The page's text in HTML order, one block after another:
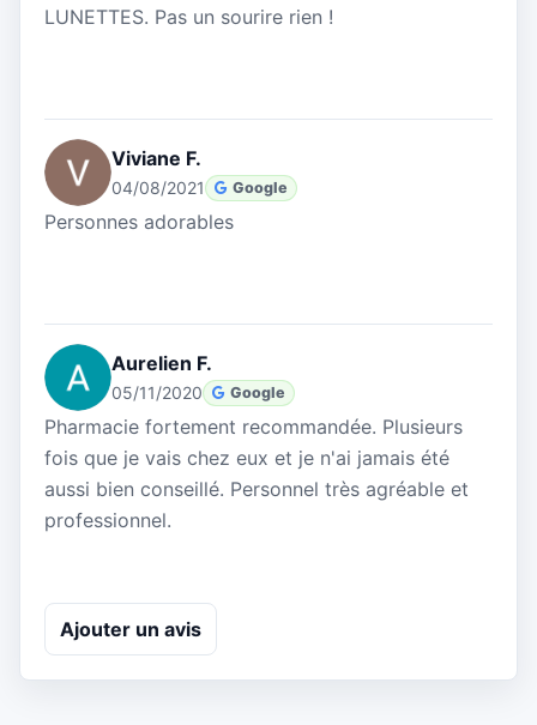
LUNETTES. Pas un sourire rien !
Viviane F.
04/08/2021 Google
Personnes adorables
Aurelien F.
05/11/2020 Google
Pharmacie fortement recommandée. Plusieurs
fois que je vais chez eux et je n'ai jamais été
aussi bien conseillé. Personnel très agréable et
professionnel.
Ajouter un avis